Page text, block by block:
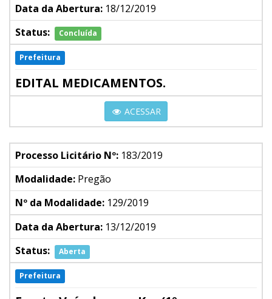
Data da Abertura: 18/12/2019
Status:
Concluída
Prefeitura
EDITAL MEDICAMENTOS.
ACESSAR
Processo Licitário Nº: 183/2019
Modalidade: Pregão
Nº da Modalidade: 129/2019
Data da Abertura: 13/12/2019
Status:
Aberta
Prefeitura